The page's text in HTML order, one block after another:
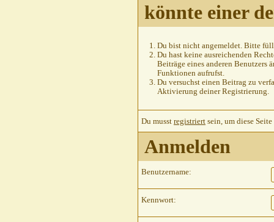
könnte einer
Du bist nicht angemeldet. Bitte
Du hast keine ausreichenden
Beiträge eines anderen Benutzers
Funktionen aufrufst.
Du versuchst einen Beitrag zu
Aktivierung deiner Registrierung.
Du musst registriert sein, um diese
Anmelden
Benutzername:
Kennwort: